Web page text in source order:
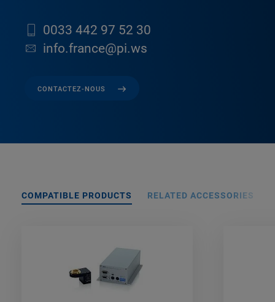
0033 442 97 52 30
info.france@pi.ws
CONTACTEZ-NOUS
COMPATIBLE PRODUCTS RELATED ACCESSORIES